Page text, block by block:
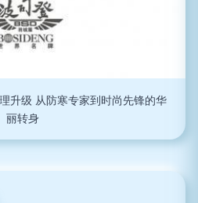
升级 从防寒专家到时尚先锋的华
丽转身